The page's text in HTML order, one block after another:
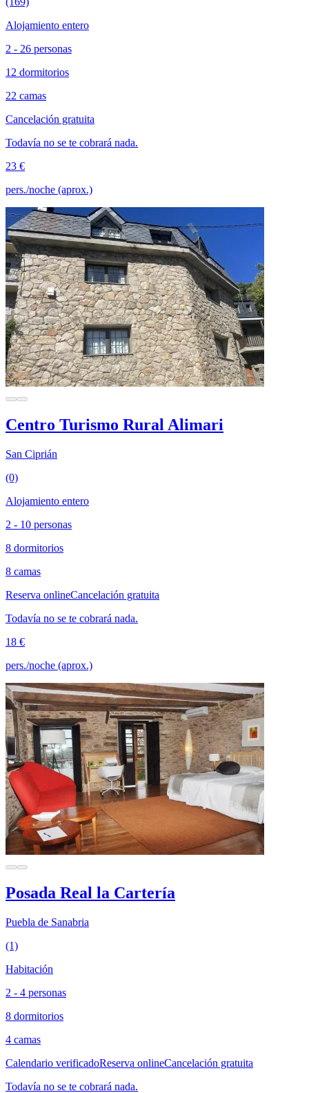
Alojamiento entero
2 - 26 personas
12 dormitorios
22 camas
Cancelación gratuita
Todavía no se te cobrará nada.
23 €
pers./noche (aprox.)
Centro Turismo Rural Alimari
San Ciprián
(0)
Alojamiento entero
2 - 10 personas
8 dormitorios
8 camas
Reserva onlineCancelación gratuita
Todavía no se te cobrará nada.
18 €
pers./noche (aprox.)
Posada Real la Cartería
Puebla de Sanabria
(1)
Habitación
2 - 4 personas
8 dormitorios
4 camas
Calendario verificadoReserva onlineCancelación gratuita
Todavía no se te cobrará nada.